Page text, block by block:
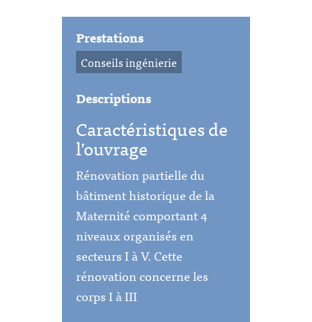
Prestations
Conseils ingénierie
Descriptions
Caractéristiques de
l’ouvrage
Rénovation partielle du
bâtiment historique de la
Maternité comportant 4
niveaux organisés en
secteurs I à V. Cette
rénovation concerne les
corps I à III